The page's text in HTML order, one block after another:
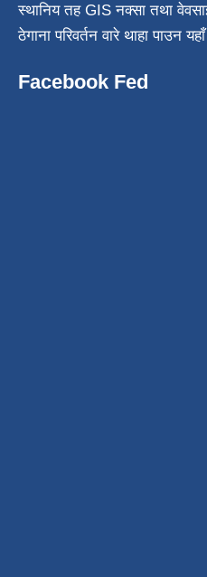
स्थानिय तह GIS नक्सा तथा
ठेगाना परिवर्तन वारे थाहा पाउन
Facebook Fed